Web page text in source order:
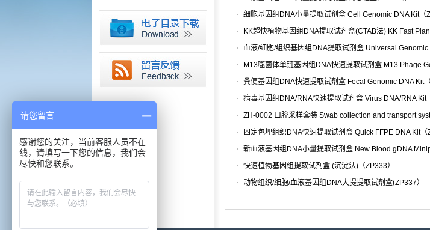
快速植物基因组提取试剂盒 (沉淀法)（ZP333）
动物组织/细胞/血液基因组DNA大提提取试剂盒(ZP337）
请您留言
感谢您的关注，当前客服人员不在
线，请填写一下您的信息，我们会
尽快和您联系。